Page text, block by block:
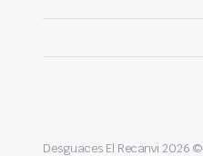
Desguaces El Recanvi 2026 ©